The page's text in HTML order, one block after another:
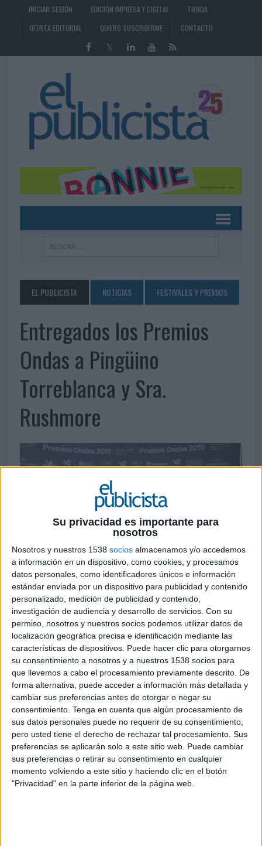
Su privacidad es importante para
nosotros
Nosotros y nuestros 1538 socios almacenamos y/o accedemos
a información en un dispositivo, como cookies, y procesamos
datos personales, como identificadores únicos e información
estándar enviada por un dispositivo para publicidad y contenido
personalizado, medición de publicidad y contenido,
investigación de audiencia y desarrollo de servicios. Con su
permiso, nosotros y nuestros socios podemos utilizar datos de
localización geográfica precisa e identificación mediante las
características de dispositivos. Puede hacer clic para otorgarnos
su consentimiento a nosotros y a nuestros 1538 socios para
que llevemos a cabo el procesamiento previamente descrito. De
forma alternativa, puede acceder a información más detallada y
cambiar sus preferencias antes de otorgar o negar su
consentimiento. Tenga en cuenta que algún procesamiento de
sus datos personales puede no requerir de su consentimiento,
pero usted tiene el derecho de rechazar tal procesamiento. Sus
preferencias se aplicarán solo a este sitio web. Puede cambiar
sus preferencias o retirar su consentimiento en cualquier
momento volviendo a este sitio y haciendo clic en el botón
"Privacidad" en la parte inferior de la página web.
INICIAR SESIÓN EDICIÓN IMPRESA Y DIGITAL
TIENDA
OFERTA EDITORIAL
QUIERO SUSCRIBIRME CONTACTO
EL PUBLICISTA NOTICIAS FESTIVALES Y PREMIOS
Entregados los Premios
Ondas a Pingüino
Torreblanca y Sra.
Rushmore
15 DE NOVIEMBRE DE 2019
Los Premios Ondas Nacionales de Publicidad en
Radio 2019 han vuelto a tener como
galardonadas a dos agencias habituales del
certamen, celebrado el 14 de noviembre en
Barcelona.
Pingüino Torreblanca ha conseguido el premio a
la mejor campaña de publicidad en radio por
‘Ruiditos’, para El Corte Inglés. La agencia ha
sido galardonada por la idea creativa que
aprovecha con inteligencia los efectos sonoros,
una solución sencilla y notoria.
Por su parte, Sra. Rushmore ha sido elegida mejor